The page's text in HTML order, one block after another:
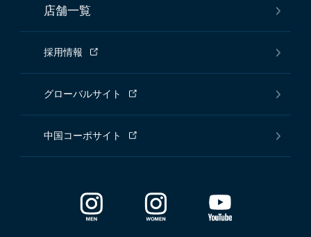
店舗一覧
採用情報
グローバルサイト
中国コーポサイト